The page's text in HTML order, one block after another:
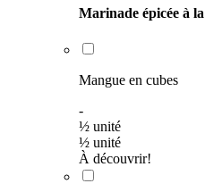
Marinade épicée à
Mangue en cubes
-
½ unité
½ unité
À découvrir!